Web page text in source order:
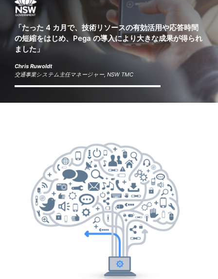
「たった 4 カ月で、技術リソースの有効活用や応答時間
の短縮をはじめ、Pega の導入により大きな成果が得られ
ました」
Chris Ruwoldt
交通事業システム主任マネージャー, NSW TMC